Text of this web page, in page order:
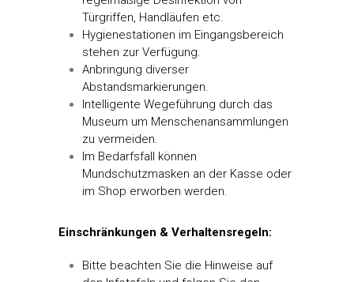
Türgriffen, Handläufen etc.
Hygienestationen im Eingangsbereich
stehen zur Verfügung.
Anbringung diverser
Abstandsmarkierungen.
Intelligente Wegeführung durch das
Museum um Menschenansammlungen
zu vermeiden.
Im Bedarfsfall können
Mundschutzmasken an der Kasse oder
im Shop erworben werden.
Einschränkungen & Verhaltensregeln:
Bitte beachten Sie die Hinweise auf